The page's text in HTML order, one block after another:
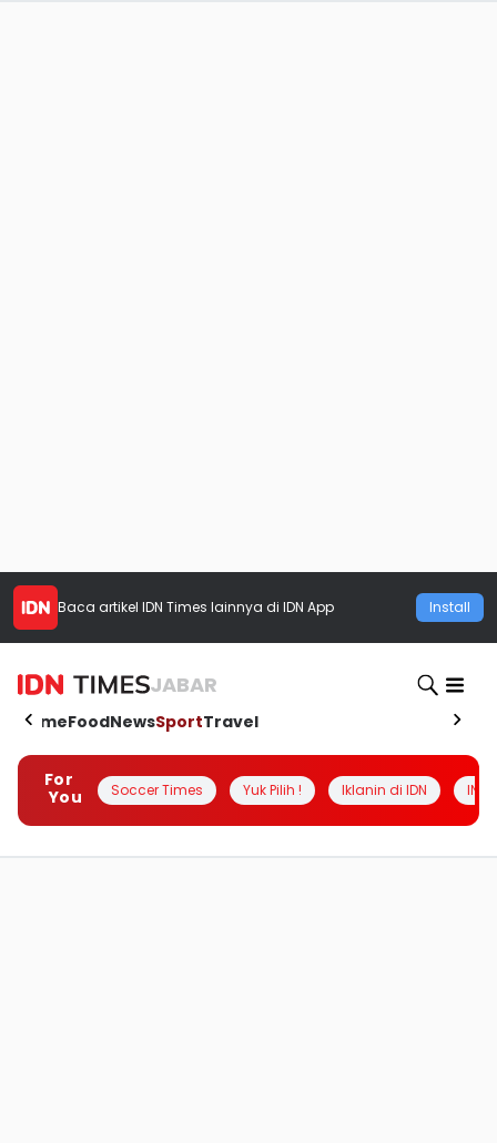
Baca artikel IDN Times lainnya di IDN App Install
JABAR
HomeFoodNewsSportTravel
For
You
Soccer Times Yuk Pilih ! Iklanin di IDN